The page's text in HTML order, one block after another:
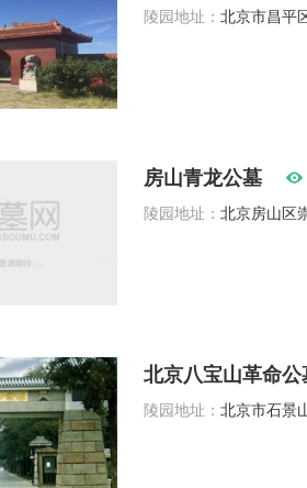
陵园地址： 北京市昌平
房山青龙公墓
陵园地址： 北京房山区
北京八宝山革命公
陵园地址： 北京市石景